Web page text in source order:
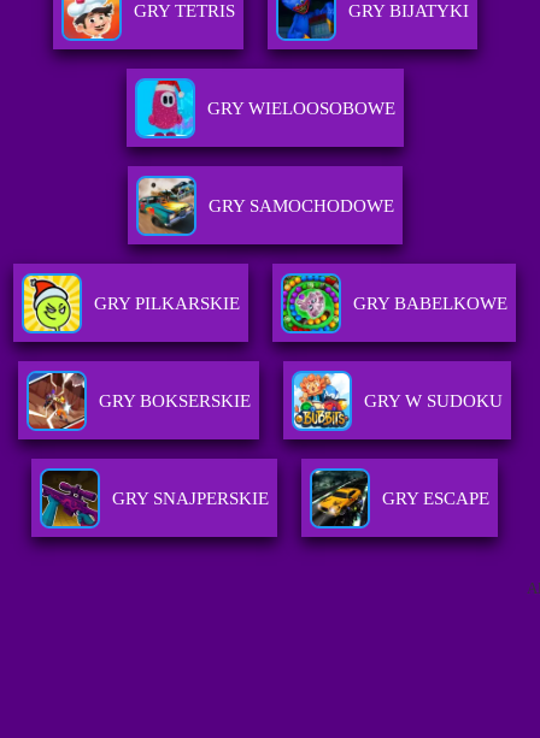
GRY TETRIS GRY BIJATYKI
GRY WIELOOSOBOWE
GRY SAMOCHODOWE
GRY PILKARSKIE GRY BABELKOWE
GRY BOKSERSKIE GRY W SUDOKU
GRY SNAJPERSKIE GRY ESCAPE